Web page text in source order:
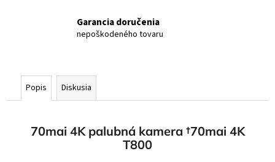
Garancia doručenia
nepoškodeného tovaru
Popis Diskusia
70mai 4K palubná kamera †70mai 4K
T800